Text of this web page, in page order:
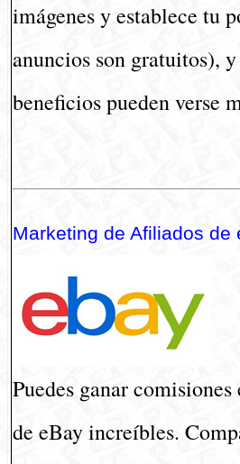
imágenes y establece tu
anuncios son gratuitos),
beneficios pueden verse
Marketing de Afiliados de
Puedes ganar
de eBay increíbles.